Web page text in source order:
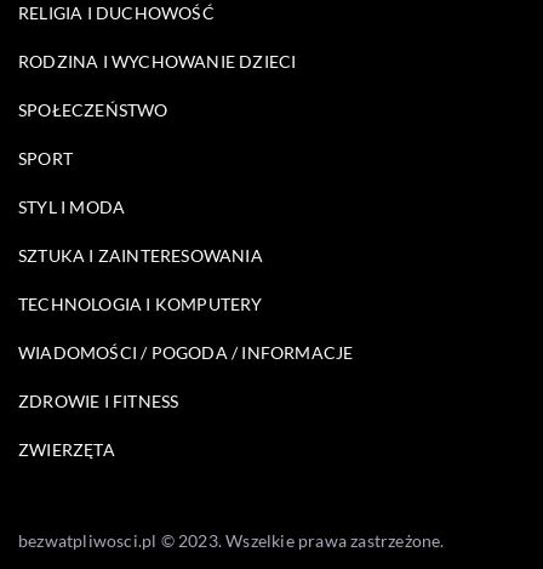
RELIGIA I DUCHOWOŚĆ
RODZINA I WYCHOWANIE DZIECI
SPOŁECZEŃSTWO
SPORT
STYL I MODA
SZTUKA I ZAINTERESOWANIA
TECHNOLOGIA I KOMPUTERY
WIADOMOŚCI / POGODA / INFORMACJE
ZDROWIE I FITNESS
ZWIERZĘTA
bezwatpliwosci.pl © 2023. Wszelkie prawa zastrzeżone.